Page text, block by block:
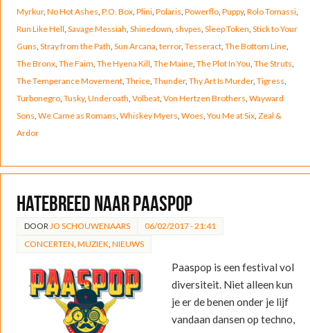
Myrkur, No Hot Ashes P.O. Box, Plini, Polaris Powerflo, Puppy, Rolo Tomassi,
Run Like Hell Savage Messiah Shinedown shvpes Sleep Token Stick to Your
Guns Stray from the Path Sun Arcana terror, Tesseract, The Bottom Line,
The Bronx, The Faim The Hyena Kill The Maine, The Plot In You The Struts
The Temperance Movement, Thrice, Thunder, Thy Art Is Murder, Tigress
Turbonegro, Tusky, Underoath Volbeat, Von Hertzen Brothers Wayward
Sons We Came as Romans Whiskey Myers Woes You Me at Six, Zeal &
Ardor
Hatebreed naar Paaspop
DOOR JO SCHOUWENAARS
06/02/2017 - 21:41
CONCERTEN MUZIEK NIEUWS
Paaspop is een festival vol
diversiteit. Niet alleen kun
je er de benen onder je lijf
vandaan dansen op techno,